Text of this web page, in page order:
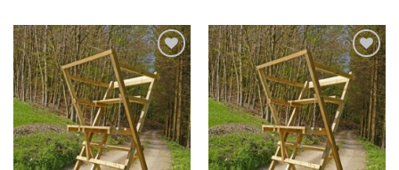
Add to
wishlist
Add to
wishlist